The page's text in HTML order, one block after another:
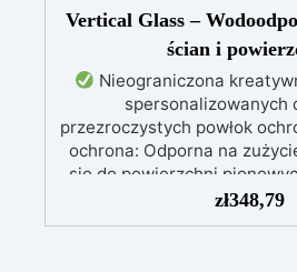
Vertical Glass –
ścian i
Nieograniczona
spersonalizowanych
przezroczystych powłok
ochrona: Odporna na
się do powierzchni
Błyszcząca i naprawcza:
zapewnia gładką,
zł348,79